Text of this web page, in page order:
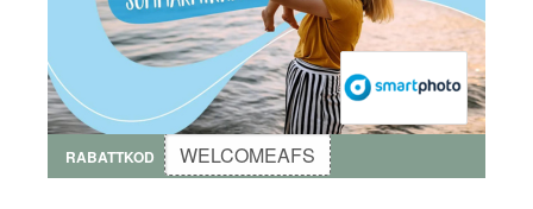
RABATTKOD WELCOMEAFS